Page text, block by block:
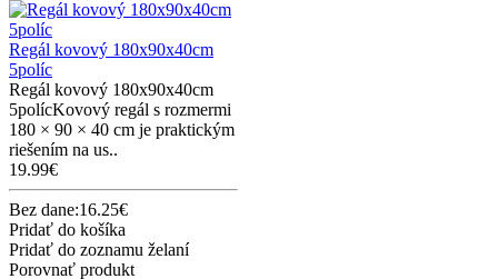
Regál kovový 180x90x40cm
5políc
Regál kovový 180x90x40cm
5polícKovový regál s rozmermi
180 × 90 × 40 cm je praktickým
riešením na us..
19.99€
Bez dane:16.25€
Pridať do košíka
Pridať do zoznamu želaní
Porovnať produkt